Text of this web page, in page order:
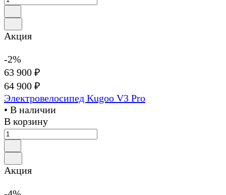
Акция
-2%
63 900 ₽
64 900 ₽
Электровелосипед Kugoo V3 Pro
• В наличии
В корзину
Акция